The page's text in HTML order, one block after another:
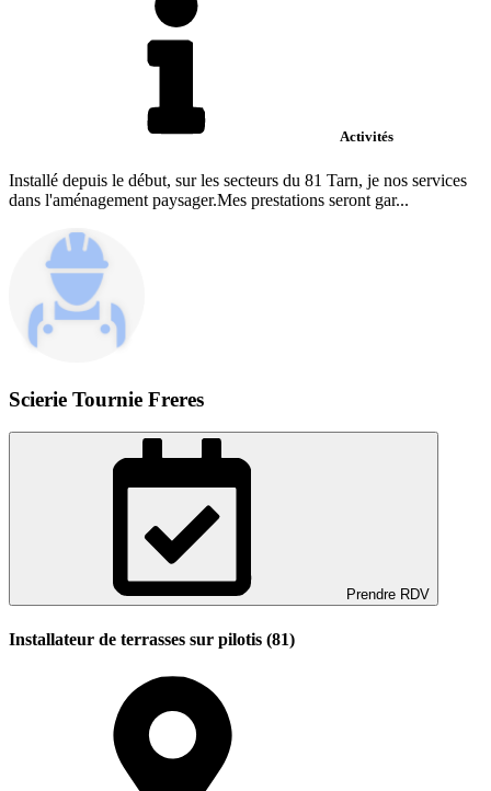
Activités
Installé depuis le début, sur les secteurs du 81 Tarn, je nos services
dans l'aménagement paysager.Mes prestations seront gar...
Scierie Tournie Freres
Prendre RDV
Installateur de terrasses sur pilotis (81)